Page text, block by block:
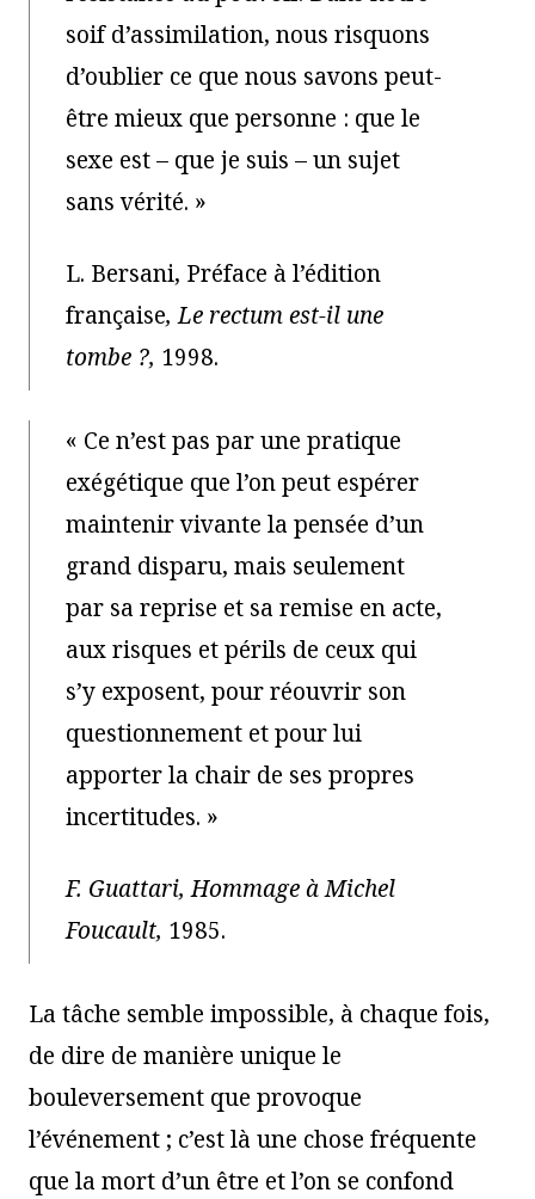
soif d’assimilation, nous risquons
d’oublier ce que nous savons peut-
être mieux que personne : que le
sexe est – que je suis – un sujet
sans vérité. »
L. Bersani, Préface à l’édition
française, Le rectum est-il une
tombe ?, 1998.
« Ce n’est pas par une pratique
exégétique que l’on peut espérer
maintenir vivante la pensée d’un
grand disparu, mais seulement
par sa reprise et sa remise en acte,
aux risques et périls de ceux qui
s’y exposent, pour réouvrir son
questionnement et pour lui
apporter la chair de ses propres
incertitudes. »
F. Guattari, Hommage à Michel
Foucault, 1985.
La tâche semble impossible, à chaque fois,
de dire de manière unique le
bouleversement que provoque
l’événement ; c’est là une chose fréquente
que la mort d’un être et l’on se confond